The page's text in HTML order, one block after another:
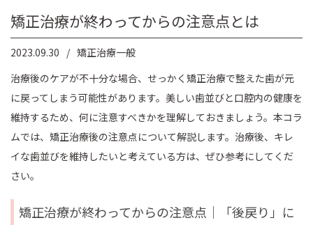
矯正治療が終わってからの注意点とは
2023.09.30
矯正治療一般
治療後のケアが不十分な場合、せっかく矯正治療で整えた歯が元
に戻ってしまう可能性があります。美しい歯並びと口腔内の健康を
維持するため、何に注意すべきかを理解しておきましょう。本コラ
ムでは、矯正治療後の注意点について解説します。治療後、キレ
イな歯並びを維持したいと考えている方は、ぜひ参考にしてくだ
さい。
矯正治療が終わってからの注意点｜「後戻り」に